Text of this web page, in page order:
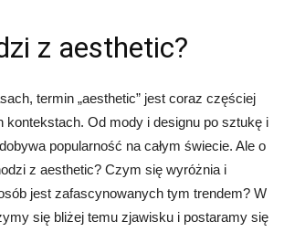
z aesthetic?
termin „aesthetic” jest coraz częściej
kontekstach. Od mody i designu po sztukę i
popularność na całym świecie. Ale o
z aesthetic? Czym się wyróżnia i
jest zafascynowanych tym trendem? W
się bliżej temu zjawisku i postaramy się